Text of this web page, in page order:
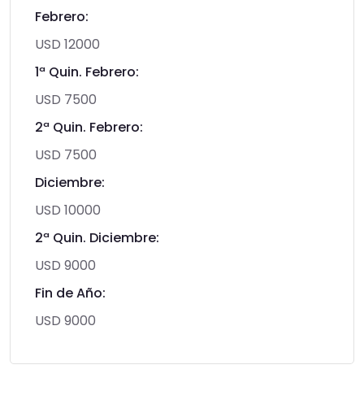
Febrero:
USD 12000
1ª Quin. Febrero:
USD 7500
2ª Quin. Febrero:
USD 7500
Diciembre:
USD 10000
2ª Quin. Diciembre:
USD 9000
Fin de Año:
USD 9000